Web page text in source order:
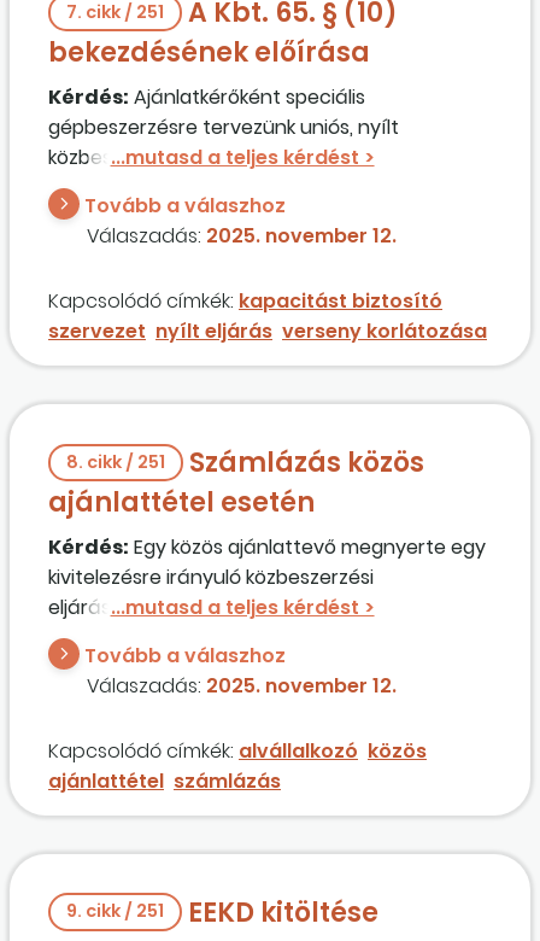
7. cikk / 251
A Kbt. 65. § (10)
bekezdésének előírása
Kérdés: Ajánlatkérőként speciális
gépbeszerzésre tervezünk uniós, nyílt
közbeszerzési eljárást kiírni. Országos
szervezetként öt telephelyünk van az ország
különböző részein. Számunkra nagyon fontos,
hogy valamennyi telephelyünkön a szerződő
megvásárolt gépsor telepítését és üzembe
helyezését. Nem minősül versenykorlátozónak,
ha ezt előírjuk a dokumentációban?
Tovább a válaszhoz
Válaszadás: 2025. november 12.
Kapcsolódó címkék: kapacitást biztosító
szervezet nyílt eljárás verseny korlátozása
8. cikk / 251
Számlázás közös
ajánlattétel esetén
Kérdés: Egy közös ajánlattevő megnyerte egy
kivitelezésre irányuló közbeszerzési
eljárásunkat. Az együttműködési megállapodás
szerint a konzorciumvezető nyújtja be a
számlát, és a konzorciumi tagok később
számolnak el egymással. Az egyik konzorciumi
Ebben az esetben hogyan kell betartani az
alvállalkozói kifizetési szabályokat? Az
alvállalkozót bejelentő konzorciumi tag
leszámlázza az általa bejelentett alvállalkozó
Tovább a válaszhoz
Válaszadás: 2025. november 12.
Kapcsolódó címkék: alvállalkozó közös
ajánlattétel számlázás
9. cikk / 251 EEKD kitöltése